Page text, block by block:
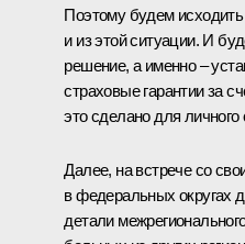
Поэтому будем исходить
и из этой ситуации. И
решение, а именно –
страховые гарантии за
это сделано для
Далее, на встрече со
в федеральных округах
детали